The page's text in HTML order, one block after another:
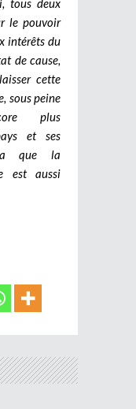
le pouvoir
intérêts du
de cause,
cette
sous peine
plus
et ses
que la
est aussi